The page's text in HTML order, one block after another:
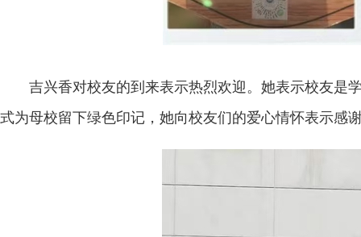
吉兴香对校友的到来表示热烈欢迎。她表示校友是
式为母校留下绿色印记，她向校友们的爱心情怀表示感